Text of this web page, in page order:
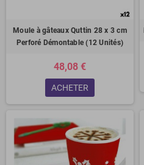
Moule à gâteaux Quttin 28 x 3 cm
Perforé Démontable (12 Unités)
48,08 €
ACHETER